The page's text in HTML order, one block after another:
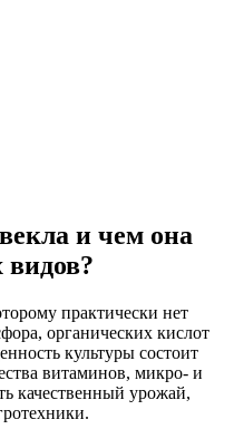
и чем она
видов?
практически нет
органических кислот
культуры состоит
витаминов, микро- и
качественный урожай,